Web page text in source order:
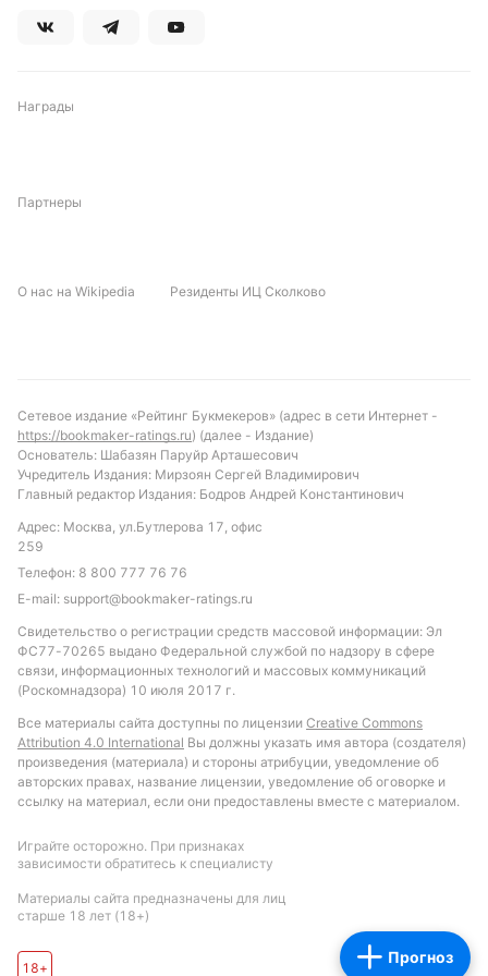
Прогноз
Награды
Партнеры
О нас на Wikipedia Резиденты ИЦ Сколково
Сетевое издание «Рейтинг Букмекеров» (адрес в сети Интернет -
https://bookmaker-ratings.ru) (далее - Издание)
Основатель: Шабазян Паруйр Арташесович
Учредитель Издания: Мирзоян Сергей Владимирович
Главный редактор Издания: Бодров Андрей Константинович
Адрес: Москва, ул.Бутлерова 17, офис
259
Телефон: 8 800 777 76 76
E-mail: support@bookmaker-ratings.ru
Свидетельство о регистрации средств массовой информации: Эл
ФС77-70265 выдано Федеральной службой по надзору в сфере
связи, информационных технологий и массовых коммуникаций
(Роскомнадзора) 10 июля 2017 г.
Все материалы сайта доступны по лицензии Creative Commons
Attribution 4.0 International Вы должны указать имя автора (создателя)
произведения (материала) и стороны атрибуции, уведомление об
авторских правах, название лицензии, уведомление об оговорке и
ссылку на материал, если они предоставлены вместе с материалом.
Играйте осторожно. При признаках
зависимости обратитесь к специалисту
Материалы сайта предназначены для лиц
старше 18 лет (18+)
18+